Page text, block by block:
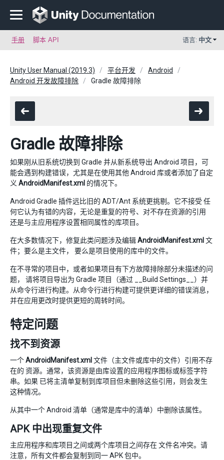
手册 脚本 API 语言: 中文
Unity User Manual (2019.3) 平台开发
Android
Android 开发故障排除
Gradle 故障排除
Gradle 故障排除
如果刚从旧系统切换到 Gradle 并从新系统导出 Android 项目，可
能会遇到构建错误，尤其是在使用其他 Android 库或者添加了自定
义 AndroidManifest.xml 的情况下。
Android Gradle 插件远比旧的 ADT/Ant 系统更挑剔。它不接受 任
何它认为有错的内容，无论是重复的符号、对不存在资源的引用
还是与主应用程序设置相同属性的库项目。
在大多数情况下，修复此类问题涉及编辑AndroidManifest.xml 文
件；要么是主文件， 要么是项目使用的库中的文件。
在不寻常的项目中，或者如果项目有下方故障排除部分未描述的问
题， 请将项目导出为 Gradle 项目（通过 __Build Settings__）并
从命令行进行构建。从命令行进行构建可提供更详细的错误消息，
并在应用更改时提供更短的周转时间。
特定问题
找不到资源
一个AndroidManifest.xml 文件（主文件或库中的文件）引用不存
在的 资源。通常，该资源是由库设置的应用程序图标或标签字符
串。如果 已将主清单复制到库项目但未删除这些引用，则会发生
这种情况。
从其中一个 Android 清单（通常是库中的清单）中删除该属性。
APK 中出现重复文件
主应用程序和库项目之间或两个库项目之间存在 文件名冲突。请
注意，所有文件都会复制到同一 APK 包中。